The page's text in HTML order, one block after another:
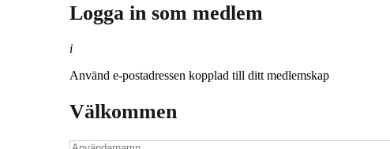
Logga in som medlem
i
Använd e-postadressen kopplad till ditt medlemskap
Välkommen